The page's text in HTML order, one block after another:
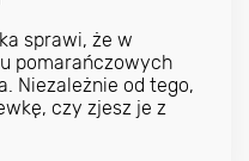
sprawi, że w
pomarańczowych
Niezależnie od tego,
czy zjesz je z